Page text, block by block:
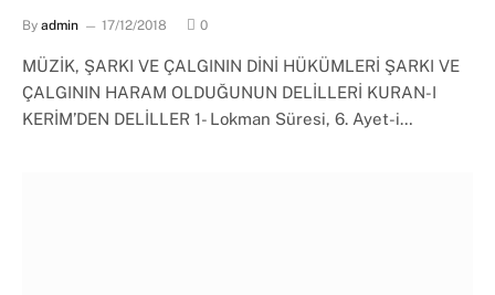
By admin 17/12/2018 0
MÜZİK, ŞARKI VE ÇALGININ DİNİ HÜKÜMLERİ ŞARKI VE
ÇALGININ HARAM OLDUĞUNUN DELİLLERİ KURAN-I
KERİM’DEN DELİLLER 1- Lokman Süresi, 6. Ayet-i…